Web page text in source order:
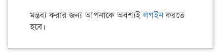
মন্তব্য করার জন্য আপনাকে অবশ্যইলগইনকরতে
হবে।